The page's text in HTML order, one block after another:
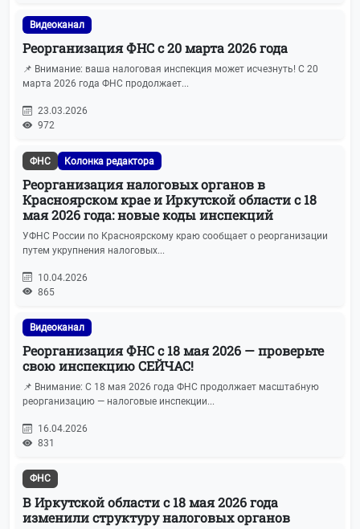
Видеоканал
Реорганизация ФНС с 20 марта 2026 года
📌 Внимание: ваша налоговая инспекция может исчезнуть! С 20
марта 2026 года ФНС продолжает...
23.03.2026
972
ФНС Колонка редактора
Реорганизация налоговых органов в
Красноярском крае и Иркутской области с 18
мая 2026 года: новые коды инспекций
УФНС России по Красноярскому краю сообщает о реорганизации
путем укрупнения налоговых...
10.04.2026
865
Видеоканал
Реорганизация ФНС с 18 мая 2026 — проверьте
свою инспекцию СЕЙЧАС!
📌 Внимание: С 18 мая 2026 года ФНС продолжает масштабную
реорганизацию — налоговые инспекции...
16.04.2026
831
ФНС
В Иркутской области с 18 мая 2026 года
изменили структуру налоговых органов